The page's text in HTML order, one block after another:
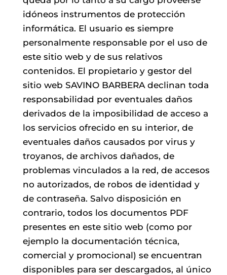
idóneos instrumentos de protección
informática. El usuario es siempre
personalmente responsable por el uso de
este sitio web y de sus relativos
contenidos. El propietario y gestor del
sitio web SAVINO BARBERA declinan toda
responsabilidad por eventuales daños
derivados de la imposibilidad de acceso a
los servicios ofrecido en su interior, de
eventuales daños causados por virus y
troyanos, de archivos dañados, de
problemas vinculados a la red, de accesos
no autorizados, de robos de identidad y
de contraseña. Salvo disposición en
contrario, todos los documentos PDF
presentes en este sitio web (como por
ejemplo la documentación técnica,
comercial y promocional) se encuentran
disponibles para ser descargados, al único